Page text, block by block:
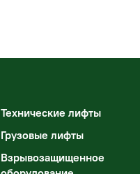
Технические лифты
Грузовые лифты
Взрывозащищенное